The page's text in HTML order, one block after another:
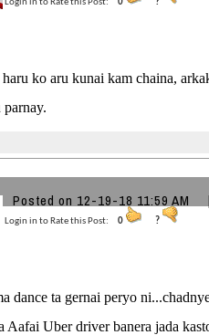
Login in to Rate this Post: 0 ?
ko aru kunai kam chaina,
Posted on 12-19-18 11:59 AM
Login in to Rate this Post: 0 ?
dance ta gernai peryo
Aafai Uber driver banera jada